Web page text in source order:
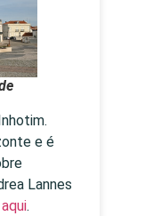
e é
Lannes
.